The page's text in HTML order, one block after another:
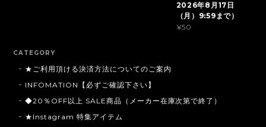
2026年8月17日
（月）9:59まで）
¥50
CATEGORY
★ご利用頂ける決済方法についてのご案内
INFOMATION【必ずご確認下さい】
◆20％OFF以上 SALE商品（メーカー在庫次第で終了）
★Instagram 特集アイテム